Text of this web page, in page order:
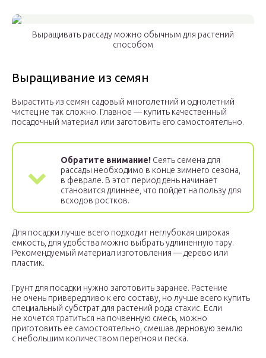
Выращивать рассаду можно обычным для растений
способом
Выращивание из семян
Вырастить из семян садовый многолетний и однолетний
чистец не так сложно. Главное — купить качественный
посадочный материал или заготовить его самостоятельно.
Обратите внимание! Сеять семена для
рассады необходимо в конце зимнего сезона,
в феврале. В этот период день начинает
становится длиннее, что пойдет на пользу для
всходов ростков.
Для посадки лучше всего подходит неглубокая широкая
емкость, для удобства можно выбрать удлиненную тару.
Рекомендуемый материал изготовления — дерево или
пластик.
Грунт для посадки нужно заготовить заранее. Растение
не очень привередливо к его составу, но лучше всего купить
специальный субстрат для растений рода стахис. Если
не хочется тратиться на почвенную смесь, можно
приготовить ее самостоятельно, смешав дерновую землю
с небольшим количеством перегноя и песка.